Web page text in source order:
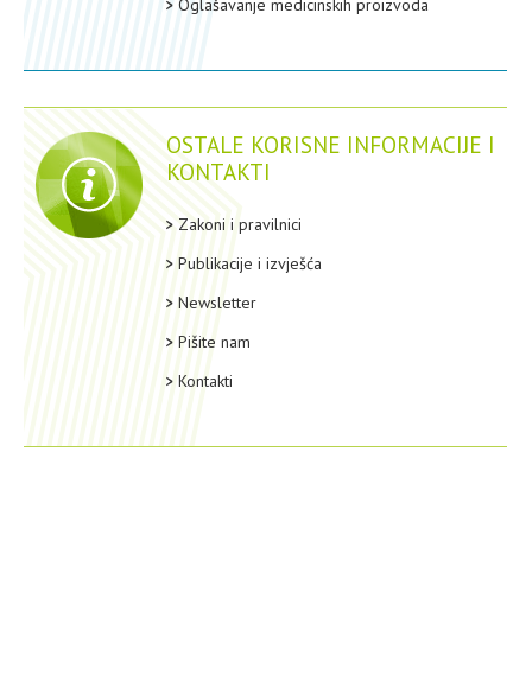
Oglašavanje medicinskih proizvoda
OSTALE KORISNE INFORMACIJE I
KONTAKTI
Zakoni i pravilnici
Publikacije i izvješća
Newsletter
Pišite nam
Kontakti